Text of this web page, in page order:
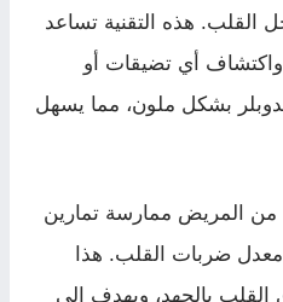
القلب. هذه التقنية تساعد
أي تضيقات أو
بشكل ملون، مما يسهل
المريض ممارسة تمارين
معدل ضربات القلب. هذا
بالجهد، ويهدف إلى